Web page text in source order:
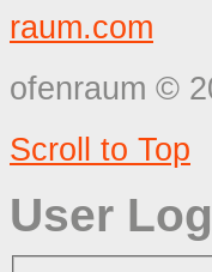
raum.com
ofenraum ©
Scroll to Top
User